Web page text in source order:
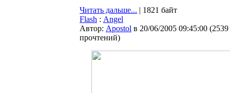
Читать дальше... | 1821 байт
Flash : Angel
Автор: Apostol в 20/06/2005 09:45:00 (2539
прочтений)